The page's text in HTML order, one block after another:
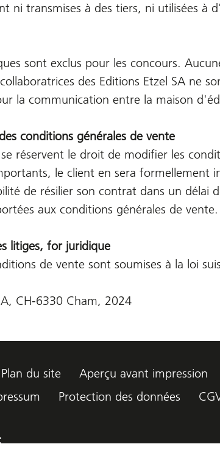
ni transmises à des tiers, ni utilisées à
sont exclus pour les concours.
des Editions Etzel SA ne
la communication entre la maison
conditions générales de vente
se réservent le droit de modifier les
le client en sera formellement
de résilier son contrat dans un
aux conditions générales de vente.
litiges, for juridique
de vente sont soumises à la loi
CH-6330 Cham, 2024
Plan du site Aperçu avant impression
Protection des données